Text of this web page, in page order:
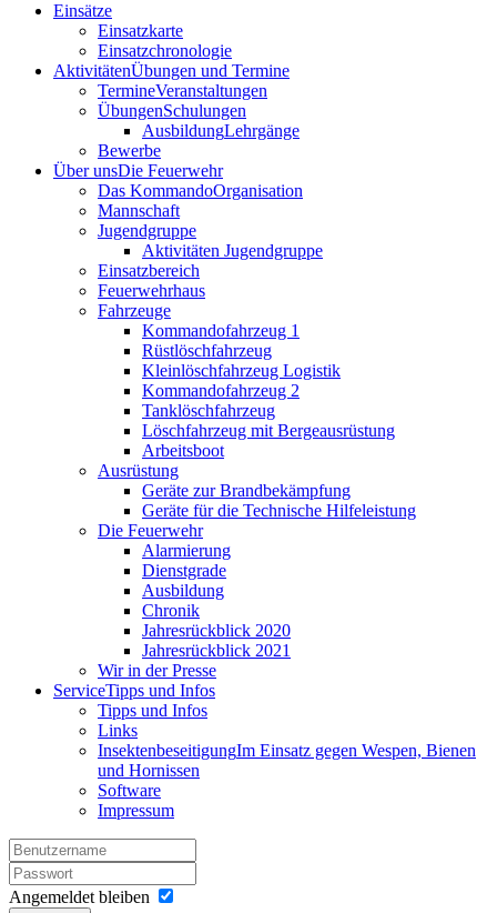
Einsätze
Einsatzkarte
Einsatzchronologie
AktivitätenÜbungen und Termine
TermineVeranstaltungen
ÜbungenSchulungen
AusbildungLehrgänge
Bewerbe
Über unsDie Feuerwehr
Das KommandoOrganisation
Mannschaft
Jugendgruppe
Aktivitäten Jugendgruppe
Einsatzbereich
Feuerwehrhaus
Fahrzeuge
Kommandofahrzeug 1
Rüstlöschfahrzeug
Kleinlöschfahrzeug Logistik
Kommandofahrzeug 2
Tanklöschfahrzeug
Löschfahrzeug mit Bergeausrüstung
Arbeitsboot
Ausrüstung
Geräte zur Brandbekämpfung
Geräte für die Technische Hilfeleistung
Die Feuerwehr
Alarmierung
Dienstgrade
Ausbildung
Chronik
Jahresrückblick 2020
Jahresrückblick 2021
Wir in der Presse
ServiceTipps und Infos
Tipps und Infos
Links
InsektenbeseitigungIm Einsatz gegen Wespen, Bienen
und Hornissen
Software
Impressum
Angemeldet bleiben